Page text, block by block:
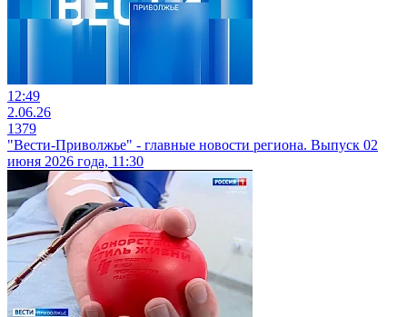
12:49
2.06.26
1379
"Вести-Приволжье" - главные новости региона. Выпуск 02
июня 2026 года, 11:30